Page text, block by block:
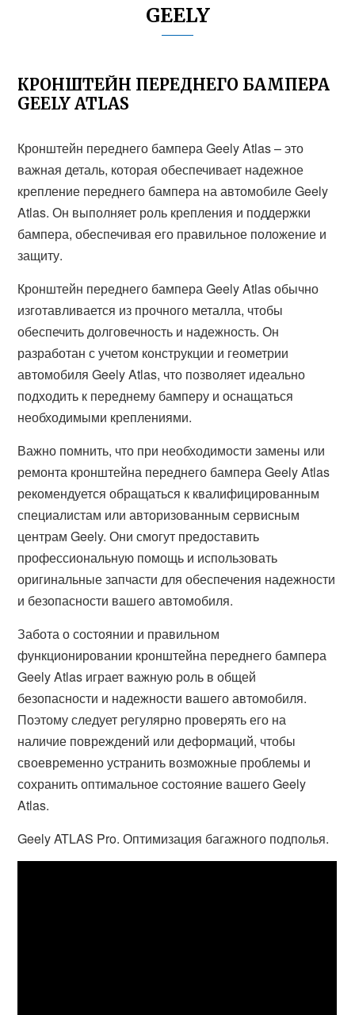
GEELY
КРОНШТЕЙН ПЕРЕДНЕГО БАМПЕРА
GEELY ATLAS
Кронштейн переднего бампера Geely Atlas – это
важная деталь, которая обеспечивает надежное
крепление переднего бампера на автомобиле Geely
Atlas. Он выполняет роль крепления и поддержки
бампера, обеспечивая его правильное положение и
защиту.
Кронштейн переднего бампера Geely Atlas обычно
изготавливается из прочного металла, чтобы
обеспечить долговечность и надежность. Он
разработан с учетом конструкции и геометрии
автомобиля Geely Atlas, что позволяет идеально
подходить к переднему бамперу и оснащаться
необходимыми креплениями.
Важно помнить, что при необходимости замены или
ремонта кронштейна переднего бампера Geely Atlas
рекомендуется обращаться к квалифицированным
специалистам или авторизованным сервисным
центрам Geely. Они смогут предоставить
профессиональную помощь и использовать
оригинальные запчасти для обеспечения надежности
и безопасности вашего автомобиля.
Забота о состоянии и правильном
функционировании кронштейна переднего бампера
Geely Atlas играет важную роль в общей
безопасности и надежности вашего автомобиля.
Поэтому следует регулярно проверять его на
наличие повреждений или деформаций, чтобы
своевременно устранить возможные проблемы и
сохранить оптимальное состояние вашего Geely
Atlas.
Geely ATLAS Pro. Оптимизация багажного подполья.